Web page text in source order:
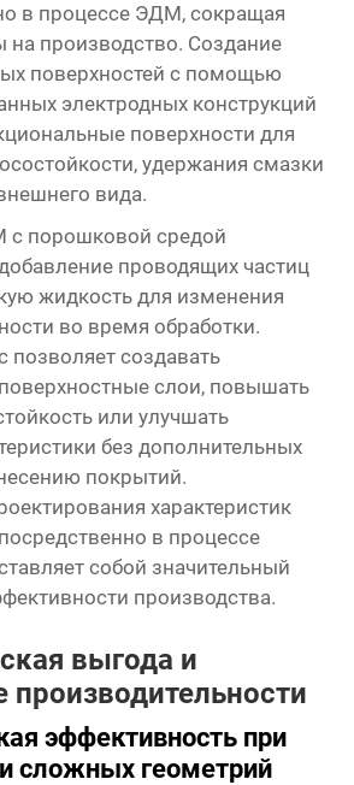
в процессе ЭДМ, сокращая
на производство. Создание
поверхностей с помощью
электродных конструкций
поверхности для
удержания смазки
вида.
с порошковой средой
проводящих частиц
жидкость для изменения
во время обработки.
создавать
слои, повышать
или улучшать
без дополнительных
покрытий.
характеристик
в процессе
собой значительный
производства.
выгода и
эффективность при
сложных геометрий